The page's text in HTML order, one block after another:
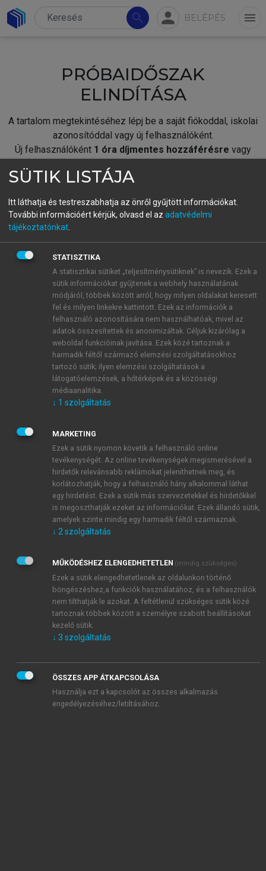
search person BELÉPÉS menu
PRÓBAIDŐSZAK
ELINDÍTÁSA
A tartalom megtekintéséhez lépj be a saját fiókoddal, iskolai
azonosítóddal vagy új felhasználóként.
Új felhasználóként 1 óra díjmentes hozzáférésre vagy
fiókoddal,vagy hozz létre új fiókot.
A regisztráció után apróbaidőszakautomatikusan
BELÉPÉS SAJÁT FIÓKKAL
ÚJ FIÓK LÉTREHOZÁSA
1 óra díjmentes hozzáférés
E-MAIL-CÍM
JELSZÓ
JELSZÓ ÚJRA
Kérek értesítést a MeRSZ újdonságairól, akcióiról.
Kérek értesítést az Akadémiai Kiadó Zrt. újdonságairól,
Adatkezelési tájékoztatóbanfoglaltakat tudomásul
veszem és elfogadom.
Általános vásárlási feltételeket, valamint a szotar.netés a
mersz.huoldalak licencszerződéseiben foglaltakat
tudomásul veszem és elfogadom.
KIPRÓBÁLOM
SÜTIK LISTÁJA
Itt láthatja és testreszabhatja az önről gyűjtött információkat.
További információért kérjük, olvasd el az adatvédelmi
tájékoztatónkat
STATISZTIKA
A statisztikai sütiket „teljesítménysütiknek” is nevezik. Ezek a
sütik információkat gyűjtenek a webhely használatának
módjáról, többek között arról, hogy milyen oldalakat keresett
fel és milyen linkekre kattintott. Ezek az információk a
felhasználó azonosítására nem használhatóak, mivel az
adatok összesítettek és anonimizáltak. Céljuk kizárólag a
weboldal funkcióinak javítása. Ezek közé tartoznak a
harmadik féltől származó elemzési szolgáltatásokhoz
tartozó sütik; ilyen elemzési szolgáltatások a
látogatóelemzések, a hőtérképek és a közösségi
médiaanalitika.
↓ 1 szolgáltatás
MARKETING
Ezek a sütik nyomon követik a felhasználó online
tevékenységét. Az online tevékenységek megismerésével a
hirdetők relevánsabb reklámokat jeleníthetnek meg, és
korlátozhatják, hogy a felhasználó hány alkalommal láthat
egy hirdetést. Ezek a sütik más szervezetekkel és hirdetőkkel
is megoszthatják ezeket az információkat. Ezek állandó sütik,
amelyek szinte mindig egy harmadik féltől származnak.
↓ 2 szolgáltatás
MŰKÖDÉSHEZ ELENGEDHETETLEN (mindig szükséges)
Ezek a sütik elengedhetetlenek az oldalunkon történő
böngészéshez,a funkciók használatához, és a felhasználók
nem tilthatják le azokat. A feltétlenül szükséges sütik közé
tartoznak többek között a személyre szabott beállításokat
kezelő sütik.
↓ 3 szolgáltatás
ÖSSZES APP ÁTKAPCSOLÁSA
Használja ezt a kapcsolót az összes alkalmazás
engedélyezéséhez/letiltásához.